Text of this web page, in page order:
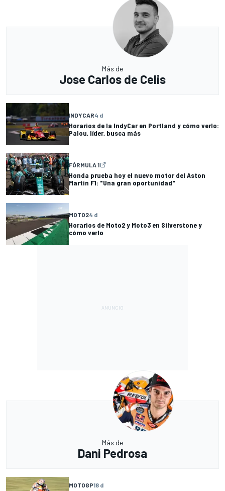
Más de
Jose Carlos de Celis
INDYCAR4 d
Horarios de la IndyCar en Portland y cómo verlo:
Palou, líder, busca más
FÓRMULA 1
Honda prueba hoy el nuevo motor del Aston
Martin F1: "Una gran oportunidad"
MOTO24 d
Horarios de Moto2 y Moto3 en Silverstone y
cómo verlo
Más de
Dani Pedrosa
MOTOGP18 d